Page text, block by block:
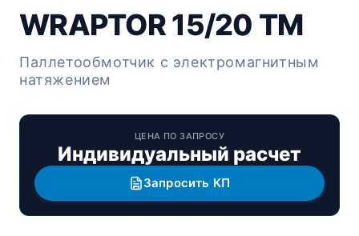
WRAPTOR 15/20 TM
Паллетообмотчик с электромагнитным
натяжением
ЦЕНА ПО ЗАПРОСУ
Индивидуальный расчет
Запросить КП